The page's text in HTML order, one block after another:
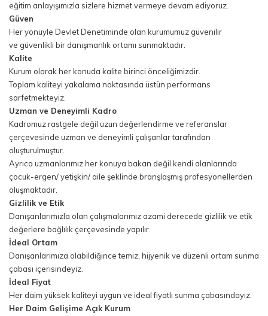
eğitim anlayışımızla sizlere hizmet vermeye devam ediyoruz.
Güven
Her yönüyle Devlet Denetiminde olan kurumumuz güvenilir
ve güvenlikli bir danışmanlık ortamı sunmaktadır.
Kalite
Kurum olarak her konuda kalite birinci önceliğimizdir.
Toplam kaliteyi yakalama noktasında üstün performans
sarfetmekteyiz.
Uzman ve Deneyimli Kadro
Kadromuz rastgele değil uzun değerlendirme ve referanslar
çerçevesinde uzman ve deneyimli çalışanlar tarafından
oluşturulmuştur.
Ayrıca uzmanlarımız her konuya bakan değil kendi alanlarında
çocuk-ergen/ yetişkin/ aile şeklinde branşlaşmış profesyonellerden
oluşmaktadır.
Gizlilik ve Etik
Danışanlarımızla olan çalışmalarımız azami derecede gizlilik ve etik
değerlere bağlılık çerçevesinde yapılır.
İdeal Ortam
Danışanlarımıza olabildiğince temiz, hijyenik ve düzenli ortam sunma
çabası içerisindeyiz.
İdeal Fiyat
Her daim yüksek kaliteyi uygun ve ideal fiyatlı sunma çabasındayız.
Her Daim Gelişime Açık Kurum